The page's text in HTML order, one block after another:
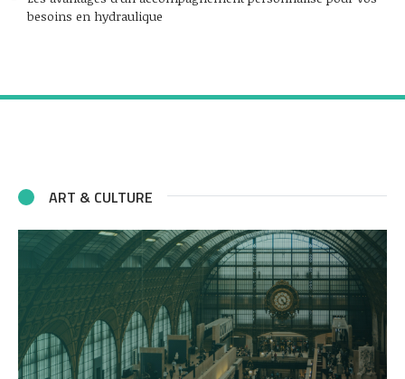
besoins en hydraulique
ART & CULTURE